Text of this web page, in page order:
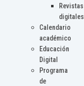
Revistas
digitales
Calendario
académico
Educación
Digital
Programa
de